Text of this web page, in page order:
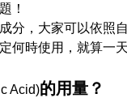
！
分，大家可以依照
何時使用，就算一
Acid)的用量？